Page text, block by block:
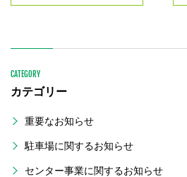
CATEGORY
カテゴリー
重要なお知らせ
駐車場に関するお知らせ
センター事業に関するお知らせ